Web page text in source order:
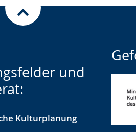
und
Kulturplanung